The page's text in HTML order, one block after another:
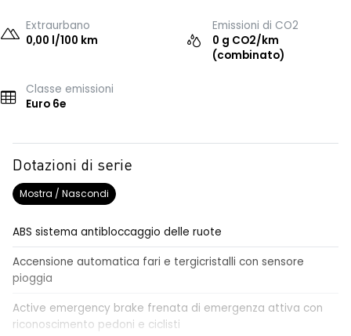
Extraurbano
0,00 l/100 km
Emissioni di CO2
0 g CO2/km
(combinato)
Classe emissioni
Euro 6e
Dotazioni di serie
Mostra / Nascondi
ABS sistema antibloccaggio delle ruote
Accensione automatica fari e tergicristalli con sensore
pioggia
Active emergency brake frenata di emergenza attiva con
riconoscimento pedoni e ciclisti